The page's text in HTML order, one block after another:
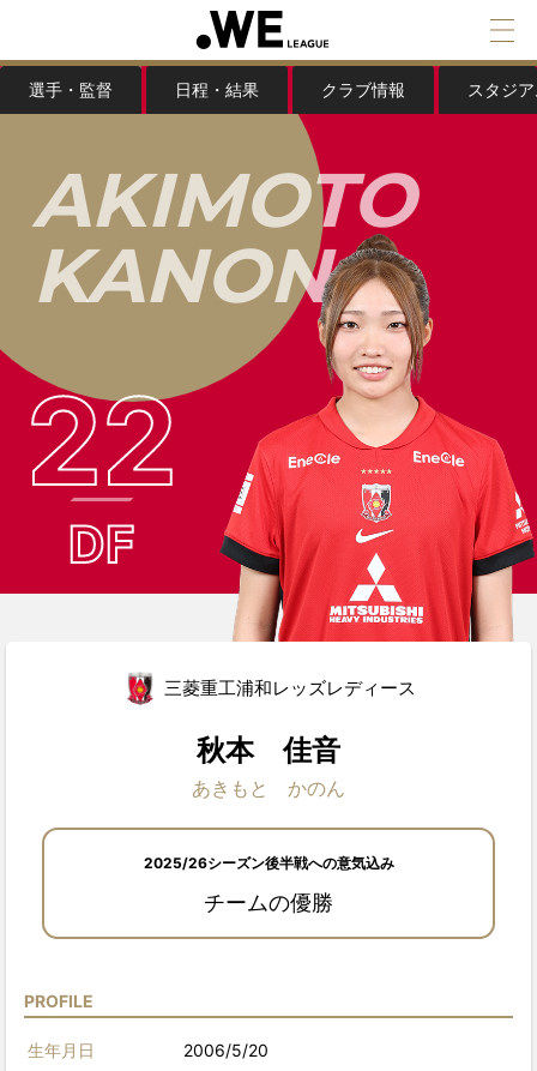
選手・監督 日程・結果 クラブ情報 スタジ
AKIMOTO
KANON
22
DF
三菱重工浦和レッズレディース
秋本 佳音
あきもと かのん
2025/26シーズン後半戦への意気込み
チームの優勝
PROFILE
生年月日 2006/5/20